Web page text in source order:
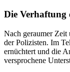
Die Verhaftung
Nach geraumer Zeit
der Polizisten. Im
ernüchtert und die
versprochene